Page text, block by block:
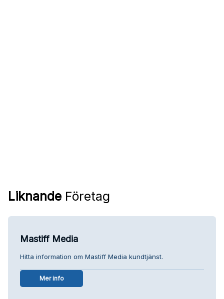
Liknande Företag
Mastiff Media
Hitta information om Mastiff Media kundtjänst.
Mer info